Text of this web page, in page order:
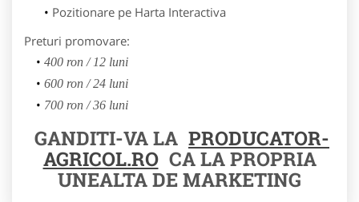
Pozitionare pe Harta Interactiva
Preturi promovare:
400 ron / 12 luni
600 ron / 24 luni
700 ron / 36 luni
GANDITI-VA LA PRODUCATOR-
AGRICOL.RO CA LA PROPRIA
UNEALTA DE MARKETING